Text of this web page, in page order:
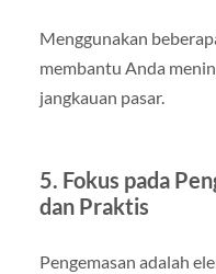
Menggunakan
membantu Anda
jangkauan pasar.
5. Fokus pada
dan Praktis
Pengemasan adalah